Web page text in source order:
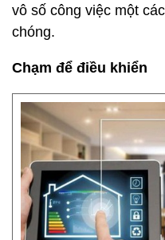
vô số công việc một
chóng.
Chạm để điều khiển